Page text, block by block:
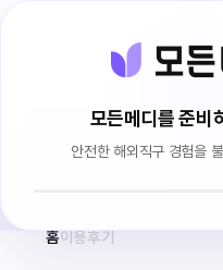
모든메디를 준비
안전한 해외직구 경험을
전체상품 이용후기
홈이용후기